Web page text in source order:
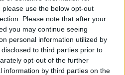
use the below opt-out
Please note that after your
you may continue seeing
personal information utilized by
to third parties prior to
opt-out of the further
information by third parties on the
Adele ašarų jūra:
žinią